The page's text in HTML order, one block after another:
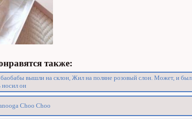
также:
вышли на склон, Жил на поляне розовый слон. Может, и был
носил он
Choo Choo